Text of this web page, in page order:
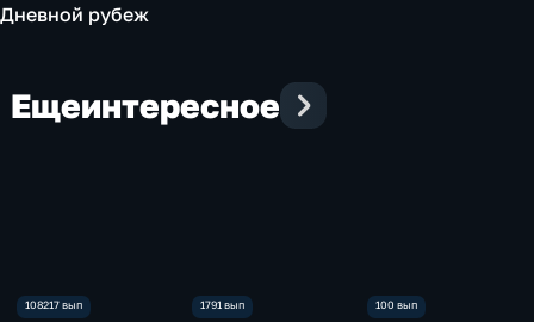
Дневной рубеж
Ещеинтересное